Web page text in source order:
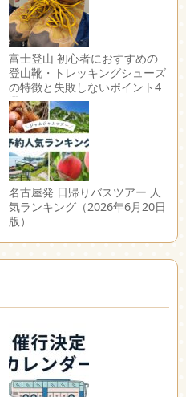
富士登山 初心者におすすめの
登山靴・トレッキングシューズ
の特徴と失敗しないポイント4
選
名古屋発 日帰りバスツアー 人
気ランキング（2026年6月20日
版）